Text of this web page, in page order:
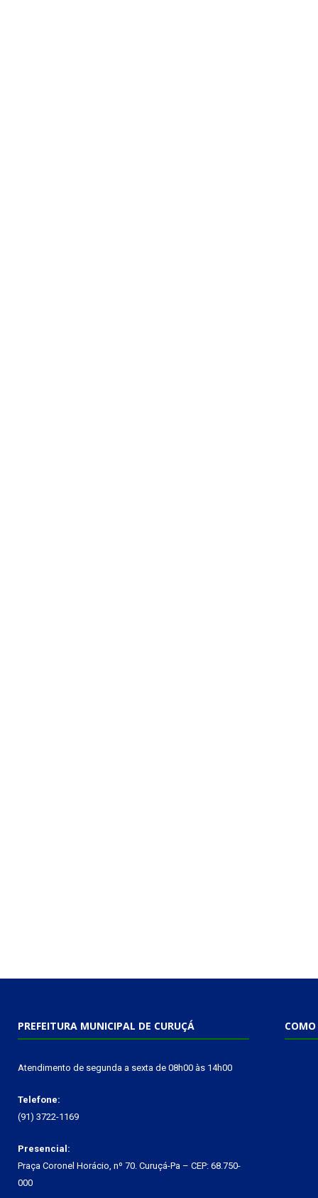
PREFEITURA MUNICIPAL DE CURUÇÁ
Atendimento de segunda a sexta de 08h00 às 14h00
Telefone:
(91) 3722-1169
Presencial:
Praça Coronel Horácio, nº 70. Curuçá-Pa – CEP: 68.750-
000
COMO